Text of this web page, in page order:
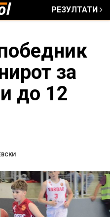
РЕЗУЛТАТИ
за
до 12